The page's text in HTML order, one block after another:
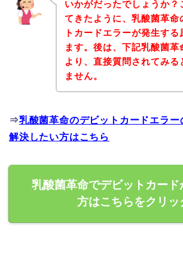
いかがだったでしょうか？
てきたように、乳酸菌革命
トカードエラーが発生する
ます。後は、下記乳酸菌革
より、直接質問されてみる
ません。
⇒乳酸菌革命のデビットカードエラー
解決したい方はこちら
乳酸菌革命でデビットカード
方はこちらをクリッ